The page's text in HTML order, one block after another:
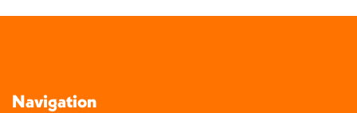
Navigation